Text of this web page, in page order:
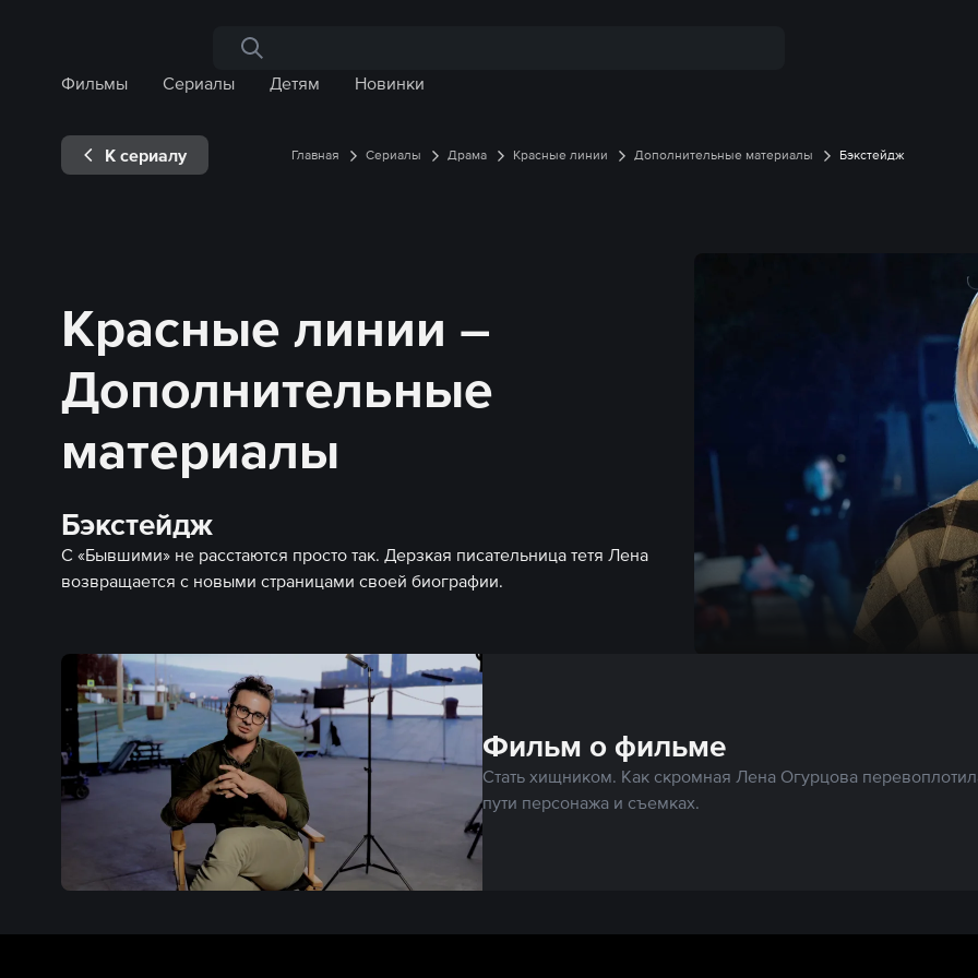
Поиск по сайту
Фильмы
Сериалы Детям Новинки
К сериалу Главная Сериалы Драма Красные линии Дополнительные материалы Бэкстейдж
Красные линии –
Дополнительные
материалы
Бэкстейдж
С «Бывшими» не расстаются просто так. Дерзкая писательница тетя Лена
возвращается с новыми страницами своей биографии.
Фильм о фильме
Стать хищником. Как скромная Лена Огурцова
пути персонажа и съемках.